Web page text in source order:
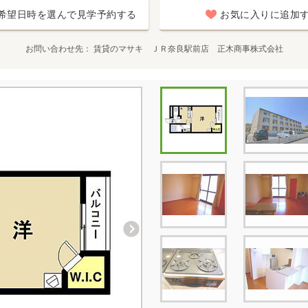
望日時を選んで見学予約する お気に入りに追加
お問い合わせ先 賃貸のマサキ ＪＲ奈良駅前店 正木商事株式会社